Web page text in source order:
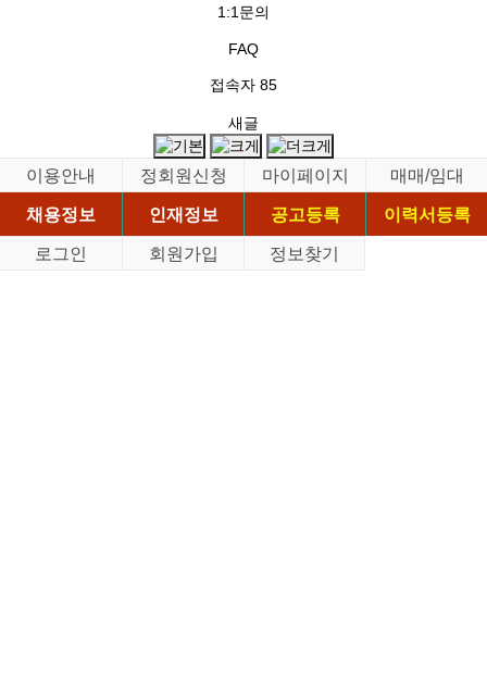
1:1문의
FAQ
접속자 85
새글
이용안내 정회원신청 마이페이지
매매/임대
채용정보
인재정보 공고등록
이력서등록
로그인
회원가입 정보찾기